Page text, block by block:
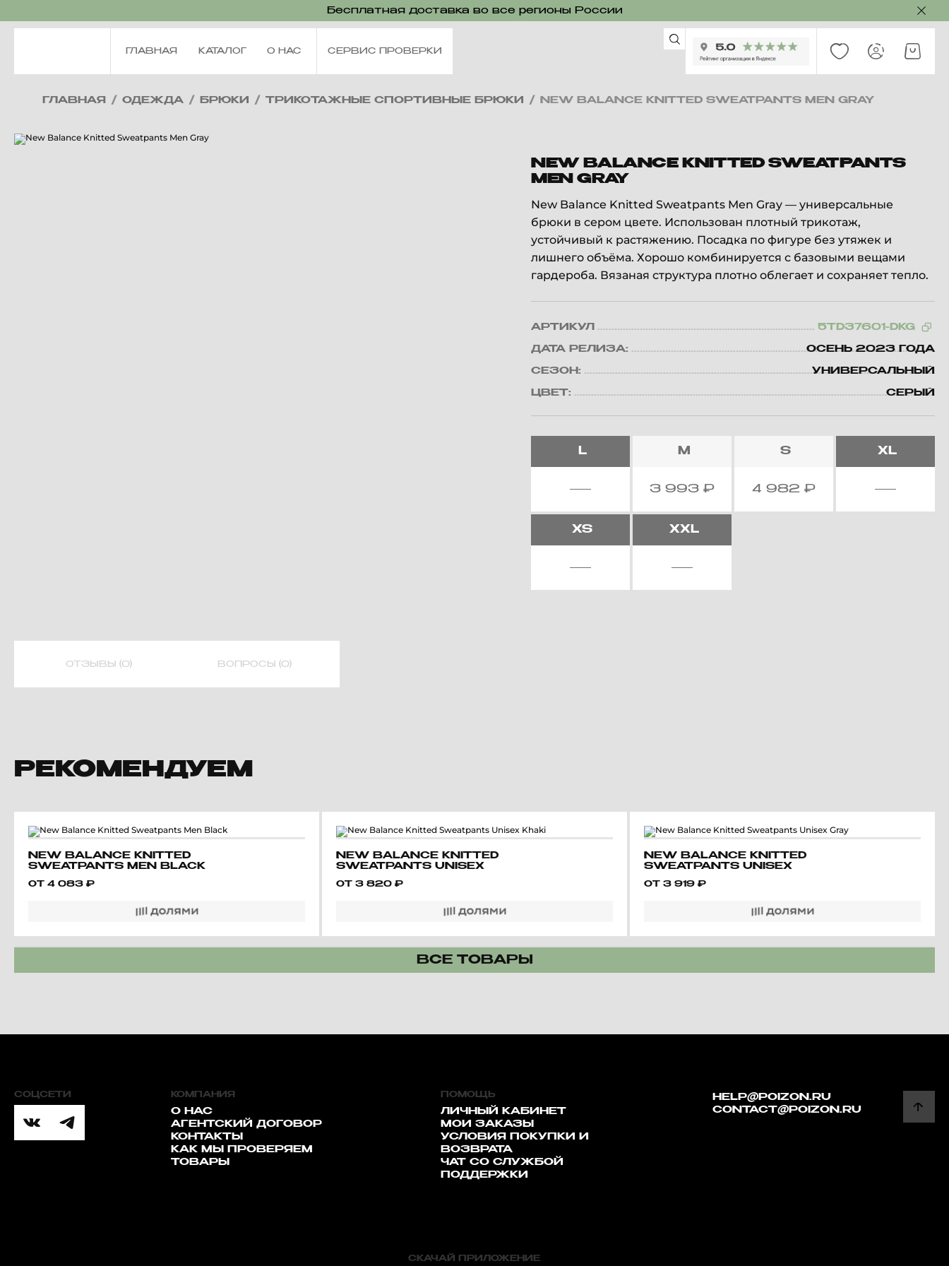
Бесплатная доставка во все регионы России
ГЛАВНАЯ КАТАЛОГ О НАС СЕРВИС ПРОВЕРКИ
ГЛАВНАЯ / ОДЕЖДА / БРЮКИ / ТРИКОТАЖНЫЕ СПОРТИВНЫЕ БРЮКИ / NEW BALANCE KNITTED SWEATPANTS MEN GRAY
NEW BALANCE KNITTED SWEATPANTS
MEN GRAY
New Balance Knitted Sweatpants Men Gray — универсальные
брюки в сером цвете. Использован плотный трикотаж,
устойчивый к растяжению. Посадка по фигуре без утяжек и
лишнего объёма. Хорошо комбинируется с базовыми вещами
гардероба. Вязаная структура плотно облегает и сохраняет тепло.
АРТИКУЛ 5TD37601-DKG
ДАТА РЕЛИЗА: ОСЕНЬ 2023 ГОДА
СЕЗОН: УНИВЕРСАЛЬНЫЙ
ЦВЕТ: СЕРЫЙ
L M
3 993₽
S
4 982₽
XL
XS XXL
ОТЗЫВЫ (0) ВОПРОСЫ (0)
РЕКОМЕНДУЕМ
NEW BALANCE KNITTED
SWEATPANTS MEN BLACK
ОТ 4 083 ₽
NEW BALANCE KNITTED
SWEATPANTS UNISEX
ОТ 3 820 ₽
NEW BALANCE KNITTED
SWEATPANTS UNISEX
ОТ 3 919 ₽
ВСЕ ТОВАРЫ
СОЦСЕТИ КОМПАНИЯ
О НАС
АГЕНТСКИЙ ДОГОВОР
КОНТАКТЫ
КАК МЫ ПРОВЕРЯЕМ
ТОВАРЫ
HELP@POIZON.RU
CONTACT@POIZON.RU
ПОМОЩЬ
ЛИЧНЫЙ КАБИНЕТ
МОИ ЗАКАЗЫ
УСЛОВИЯ ПОКУПКИ И
ВОЗВРАТА
ЧАТ СО СЛУЖБОЙ
ПОДДЕРЖКИ
СКАЧАЙ ПРИЛОЖЕНИЕ